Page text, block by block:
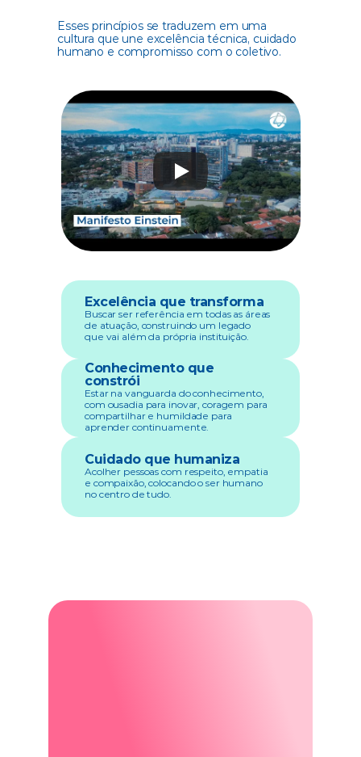
Esses princípios se traduzem em uma
cultura que une excelência técnica, cuidado
humano e compromisso com o coletivo.
Excelência que transforma
Buscar ser referência em todas as áreas
de atuação, construindo um legado
que vai além da própria instituição.
Conhecimento que
constrói
Estar na vanguarda do conhecimento,
com ousadia para inovar, coragem para
compartilhar e humildade para
aprender continuamente.
Cuidado que humaniza
Acolher pessoas com respeito, empatia
e compaixão, colocando o ser humano
no centro de tudo.